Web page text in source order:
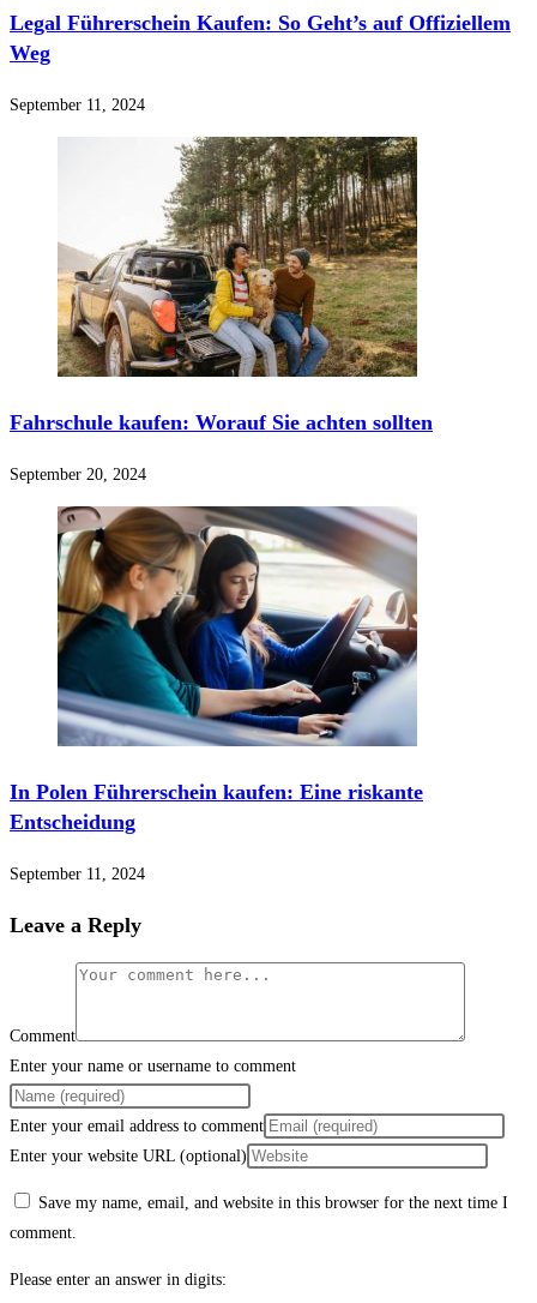
Legal Führerschein Kaufen: So Geht’s auf Offiziellem
Weg
September 11, 2024
Fahrschule kaufen: Worauf Sie achten sollten
September 20, 2024
In Polen Führerschein kaufen: Eine riskante
Entscheidung
September 11, 2024
Leave a Reply
Comment
Enter your name or username to comment
Enter your email address to comment
Enter your website URL (optional)
Save my name, email, and website in this browser for the next time I
comment.
Please enter an answer in digits: